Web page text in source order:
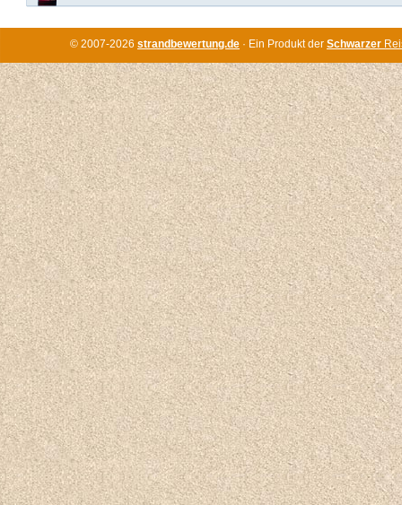
© 2007-2026 strandbewertung.de · Ein Produkt der Schwarzer